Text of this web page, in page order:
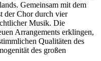
Gemeinsam mit dem
der Chor durch vier
Musik. Die
Arrangements erklingen,
Qualitäten des
des großen